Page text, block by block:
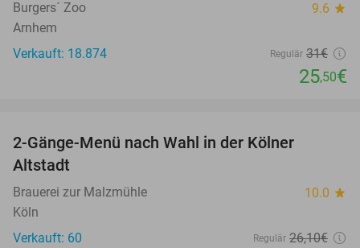
Burgers´ Zoo 9.6 star
Arnhem
Verkauft: 18.874
Regulär 31€
25,50€
2-Gänge-Menü nach Wahl in der Kölner
Altstadt
Brauerei zur Malzmühle 10.0 star
Köln
Verkauft: 60
Regulär 26,10€